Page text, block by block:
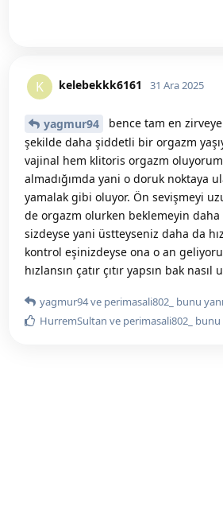
K kelebekkk6161 31 Ara 2025
yagmur94
bence tam en
şekilde daha şiddetli bir orgazm
vajinal hem klitoris orgazm
almadığımda yani o doruk noktaya
yamalak gibi oluyor. Ön sevişmeyi
de orgazm olurken beklemeyin daha
sizdeyse yani üstteyseniz daha da
kontrol eşinizdeyse ona o an
hızlansın çatır çıtır yapsın bak
yagmur94ve perimasali802_ bunu
HurremSultan ve perimasali802_ bunu